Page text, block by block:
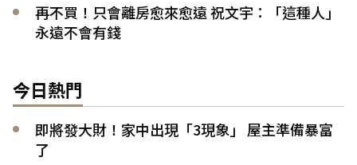
再不買！只會離房愈來愈遠 祝文宇：「這種人」
永遠不會有錢
今日熱門
即將發大財！家中出現「3現象」 屋主準備暴富
了